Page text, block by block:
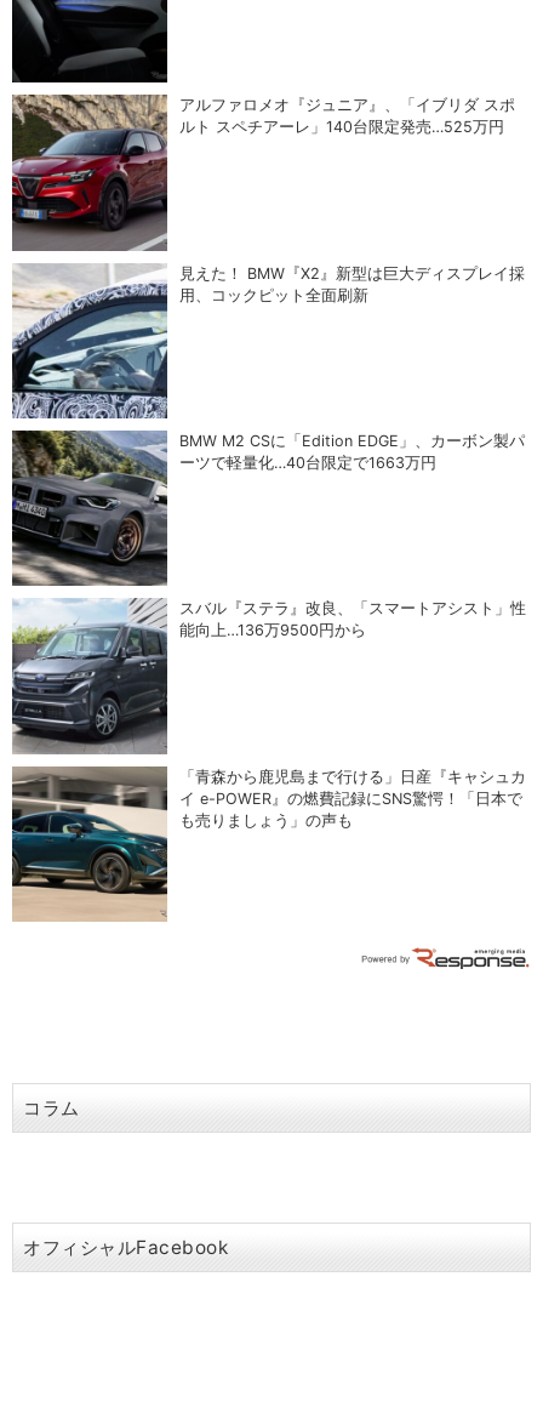
アルファロメオ『ジュニア』、「イブリダ スポ
ルト スペチアーレ」140台限定発売…525万円
見えた！ BMW『X2』新型は巨大ディスプレイ採
用、コックピット全面刷新
BMW M2 CSに「Edition EDGE」、カーボン製パ
ーツで軽量化…40台限定で1663万円
スバル『ステラ』改良、「スマートアシスト」性
能向上…136万9500円から
「青森から鹿児島まで行ける」日産『キャシュカ
イ e-POWER』の燃費記録にSNS驚愕！「日本で
も売りましょう」の声も
コラム
オフィシャルFacebook